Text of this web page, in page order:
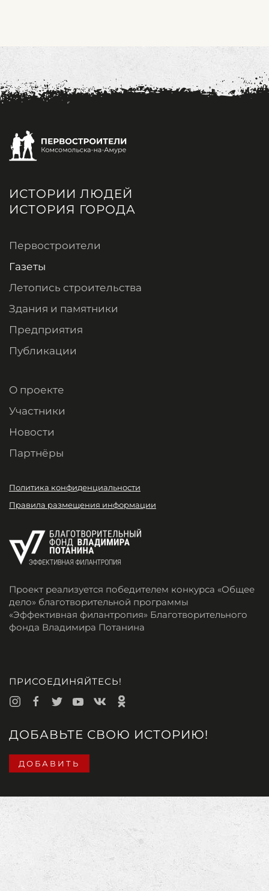
ИСТОРИИ ЛЮДЕЙ
ИСТОРИЯ ГОРОДА
Первостроители
Газеты
Летопись строительства
Здания и памятники
Предприятия
Публикации
О проекте
Участники
Новости
Партнёры
Политика конфиденциальности
Правила размещения информации
Проект реализуется победителем конкурса «Общее
дело» благотворительной программы
«Эффективная филантропия» Благотворительного
фонда Владимира Потанина
ПРИСОЕДИНЯЙТЕСЬ!
ДОБАВЬТЕ СВОЮ ИСТОРИЮ!
ДОБАВИТЬ